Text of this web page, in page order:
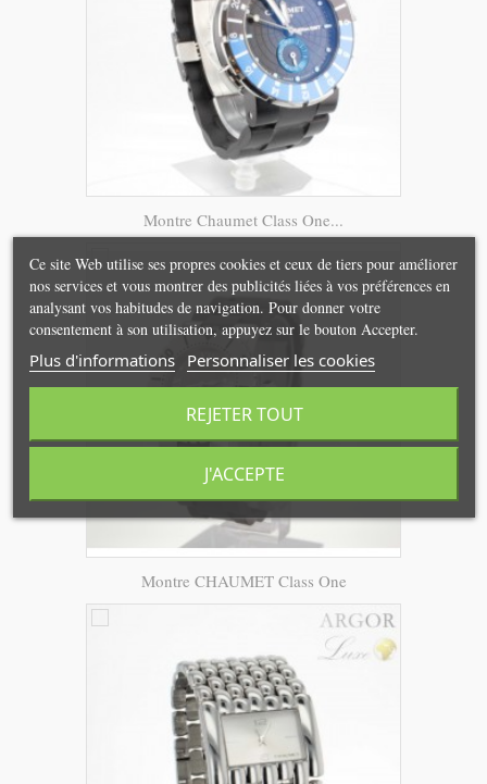
Montre Chaumet Class One...
Montre CHAUMET Class One
Ce site Web utilise ses propres cookies et ceux de tiers pour améliorer
nos services et vous montrer des publicités liées à vos préférences en
analysant vos habitudes de navigation. Pour donner votre
consentement à son utilisation, appuyez sur le bouton Accepter.
Plus d'informations Personnaliser les cookies
REJETER TOUT
J'ACCEPTE